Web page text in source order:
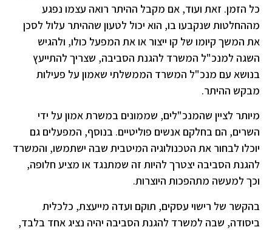
כל הזמן. זאת ועוד, אם מקבל ההיתר רואה עצמו נפגע
מההחלטות שנקבעו בו, הוא יכול לטעון שההיתר עלול לסכן
את המשך קיומו של קו ייצור או את המפעל כולו, ולהגיש
השגה למנכ"ל המשרד להגנת הסביבה, שצריך להתייעץ
בנושא עם מנכ"ל המשרד הממשלתי שאמון על פעילות
מבקש ההיתר.
מיותר לציין שהמנכ"לים, שממונים במשרת אמון על ידי
השרים, הם בחלקם אנשים פוליטיים. בנוסף, המפעלים גם
יוכלו לבחור את הטכנולוגיה המיטבית שבה ישתמשו, והמשרד
להגנת הסביבה יצטרך להיות זה שמתנגד או מציע חלופה,
וכך למעשה מתהפכות היוצרות.
בהקשר של רישוי עסקים, תוקם ועדה מייעצת, כלכלית
ביסודה, שבה למשרד להגנת הסביבה יהיה נציג אחד בלבד,